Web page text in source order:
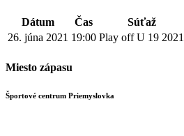
Dátum Čas Súťaž
26. júna 2021 19:00 Play off U 19 2021
Miesto zápasu
Športové centrum Priemyslovka